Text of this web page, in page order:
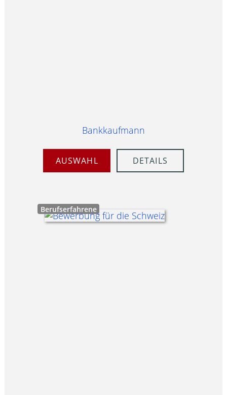
Bankkaufmann
AUSWAHL DETAILS
Berufserfahrene